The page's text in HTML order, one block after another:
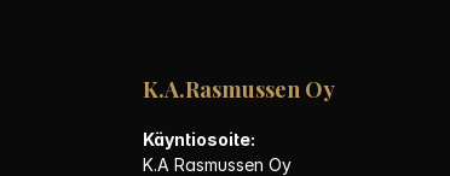
K.A.Rasmussen Oy
Käyntiosoite:
K.A Rasmussen Oy